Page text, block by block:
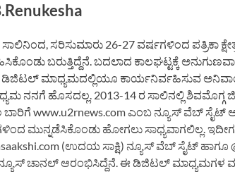
ಸರಿಸುಮಾರು 26-27 ವರ್ಷಗಳಿಂದ ಪತ್ರಿಕಾ
ಬರುತ್ತಿದ್ದೆನೆ. ಬದಲಾದ ಕಾಲಘಟ್ಟಕ್ಕೆ
ಮಾಧ್ಯಮದಲ್ಲಿಯೂ ಕಾರ್ಯನಿರ್ವಹಿಸುವ
ನನಗೆ ಹೊಸದಲ್ಲ. 2013-14 ರ ಸಾಲಿನಲ್ಲಿ ಶಿವಮೊಗ್ಗ
www.u2rnews.com ಎಂಬ ನ್ಯೂಸ್ ವೆಬ್ ಸೈಟ್
ಮುನ್ನಡೆಸಿಕೊಂಡು ಹೋಗಲು ಸಾಧ್ಯವಾಗಲಿಲ್ಲ. ಇದೀಗ
(ಉದಯ ಸಾಕ್ಷಿ) ನ್ಯೂಸ್ ವೆಬ್ ಸೈಟ್ ಹಾಗೂ
ಚಾನಲ್ ಆರಂಭಿಸಿದ್ದೆನೆ. ಈ ಡಿಜಿಟಲ್ ಮಾಧ್ಯಮಗಳ